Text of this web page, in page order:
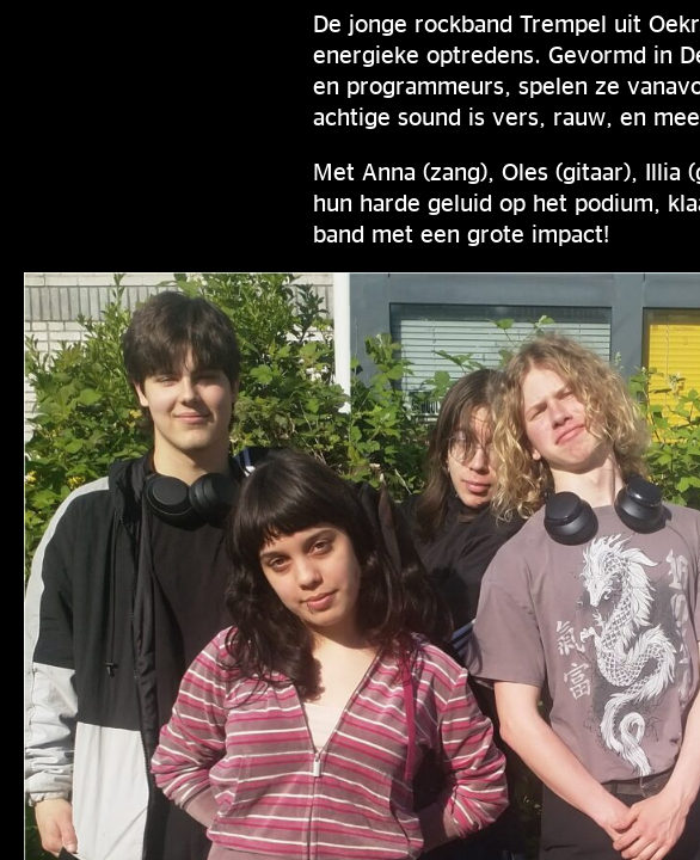
De jonge rockband Trempel uit
energieke optredens. Gevormd in
en programmeurs, spelen ze
achtige sound is vers, rauw, en
Met Anna (zang), Oles (gitaar), Illia
hun harde geluid op het podium,
band met een grote impact!